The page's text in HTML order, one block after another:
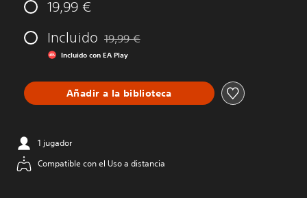
19,99 €
Incluido Rebajado del precio original de 19,99 €
19,99 €
Incluido con EA Play
Añadir a la biblioteca
1 jugador
Compatible con el Uso a distancia